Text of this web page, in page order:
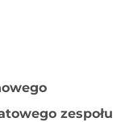
zespołu